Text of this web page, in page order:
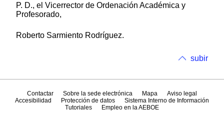
P. D., el Vicerrector de Ordenación Académica y
Profesorado,
Roberto Sarmiento Rodríguez.
subir
Contactar Sobre la sede electrónica Mapa
Aviso legal
Accesibilidad
Protección de datos
Sistema Interno de Información
Tutoriales
Empleo en la AEBOE